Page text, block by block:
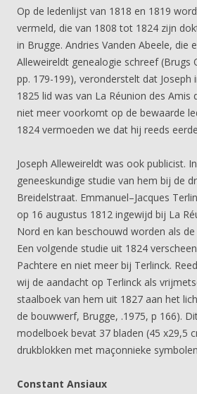
Op de ledenlijst van 1818 en 1819
vermeld, die van 1808 tot 1824 zijn
in Brugge. Andries Vanden Abeele, die
Alleweireldt genealogie schreef (Brugs
pp. 179-199), veronderstelt dat Joseph
1825 lid was van La Réunion des Amis
niet meer voorkomt op de bewaarde
1824 vermoeden we dat hij reeds
Joseph Alleweireldt was ook publicist.
geneeskundige studie van hem bij de
Breidelstraat. Emmanuel–Jacques
op 16 augustus 1812 ingewijd bij La
Nord en kan beschouwd worden als
Een volgende studie uit 1824
Pachtere en niet meer bij Terlinck.
wij de aandacht op Terlinck als
staalboek van hem uit 1827 aan het
de bouwwerf, Brugge, .1975, p 166).
modelboek bevat 37 bladen (45 x29,5
drukblokken met maçonnieke
Constant Ansiaux